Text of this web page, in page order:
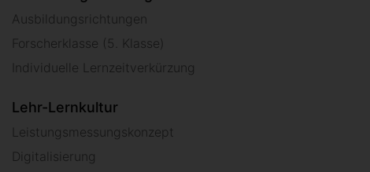
Ausbildungsrichtungen
Forscherklasse (5. Klasse)
Individuelle Lernzeitverkürzung
Lehr-Lernkultur
Leistungsmessungskonzept
Digitalisierung